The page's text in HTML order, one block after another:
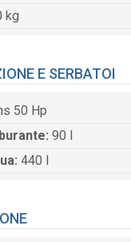
kg
E SERBATOI
50 Hp
90 l
440 l